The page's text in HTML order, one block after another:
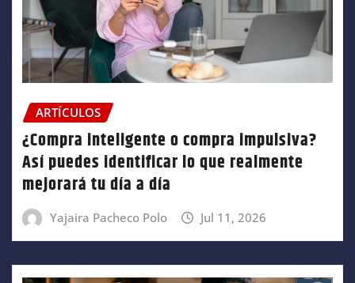
ARTÍCULOS
¿Compra inteligente o compra impulsiva?
Así puedes identificar lo que realmente
mejorará tu día a día
Yajaira Pacheco Polo Jul 11, 2026